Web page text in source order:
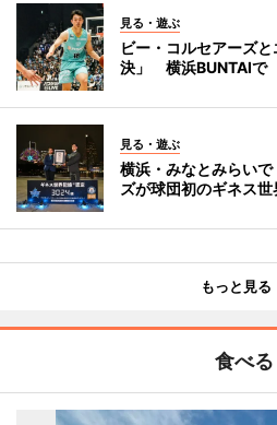
見る・遊ぶ
ビー・コルセアーズ
決」 横浜BUNTAIで
見る・遊ぶ
横浜・みなとみらい
ズが球団初のギネス
もっと見る
食べる